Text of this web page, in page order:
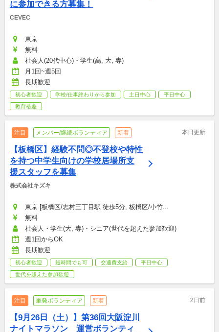
に参加できる方募集！
CEVEC
東京
無料
社会人(20代中心)・学生(高, 大, 専)
月1回~週5回
長期歓迎
初心者歓迎 学校/仕事終わりから参加 土日中心
平日中心
教育格差
注目 メンバー/継続ボランティア 新着 本日更新
【板橋区】経験不問◎不登校や特性
を持つ中学生向けの学校居場所支
援スタッフを募集
株式会社キズキ
東京 [板橋区/志村三丁目駅 徒歩5分, 板橋区/小竹...
無料
社会人・学生(大, 専)・シニア(世代を超えた参加歓迎)
週1回からOK
長期歓迎
初心者歓迎 短時間でも可 交通費支給
平日中心
世代を超えた参加歓迎
注目 単発ボランティア 新着 2日前
【9月26日（土）】第36回大阪淀川
ナイトマラソン　運営ボランティ